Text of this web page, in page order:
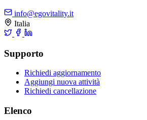
info@egovitality.it
Italia
Supporto
Richiedi aggiornamento
Aggiungi nuova attività
Richiedi cancellazione
Elenco